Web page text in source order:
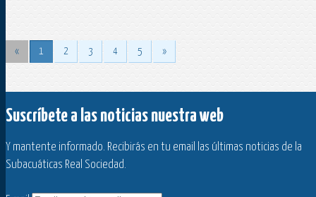
« 1 2 3 4 5 »
Suscríbete a las noticias nuestra web
Y mantente informado. Recibirás en tu email las últimas noticias de la
Subacuáticas Real Sociedad.